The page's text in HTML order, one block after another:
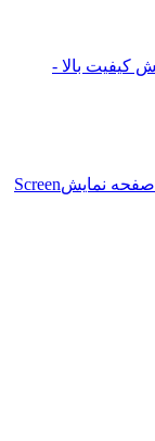
بالا -
نمایشScreen